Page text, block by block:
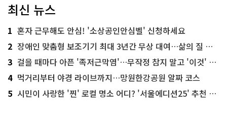
최신 뉴스
1 혼자 근무해도 안심! '소상공인안심벨' 신청하세요
2 장애인 맞춤형 보조기기 최대 3년간 무상 대여…삶의 질 높인다
3 걸을 때마다 아픈 '족저근막염'…무작정 참지 말고 '이것' 해보세요!
4 먹거리부터 야경 라이브까지…망원한강공원 알짜 코스
5 시민이 사랑한 '찐' 로컬 명소 어디? '서울에디션25' 추천 코스